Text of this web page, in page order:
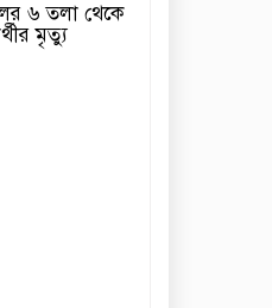
৬ তলা থেকে
মৃত্যু